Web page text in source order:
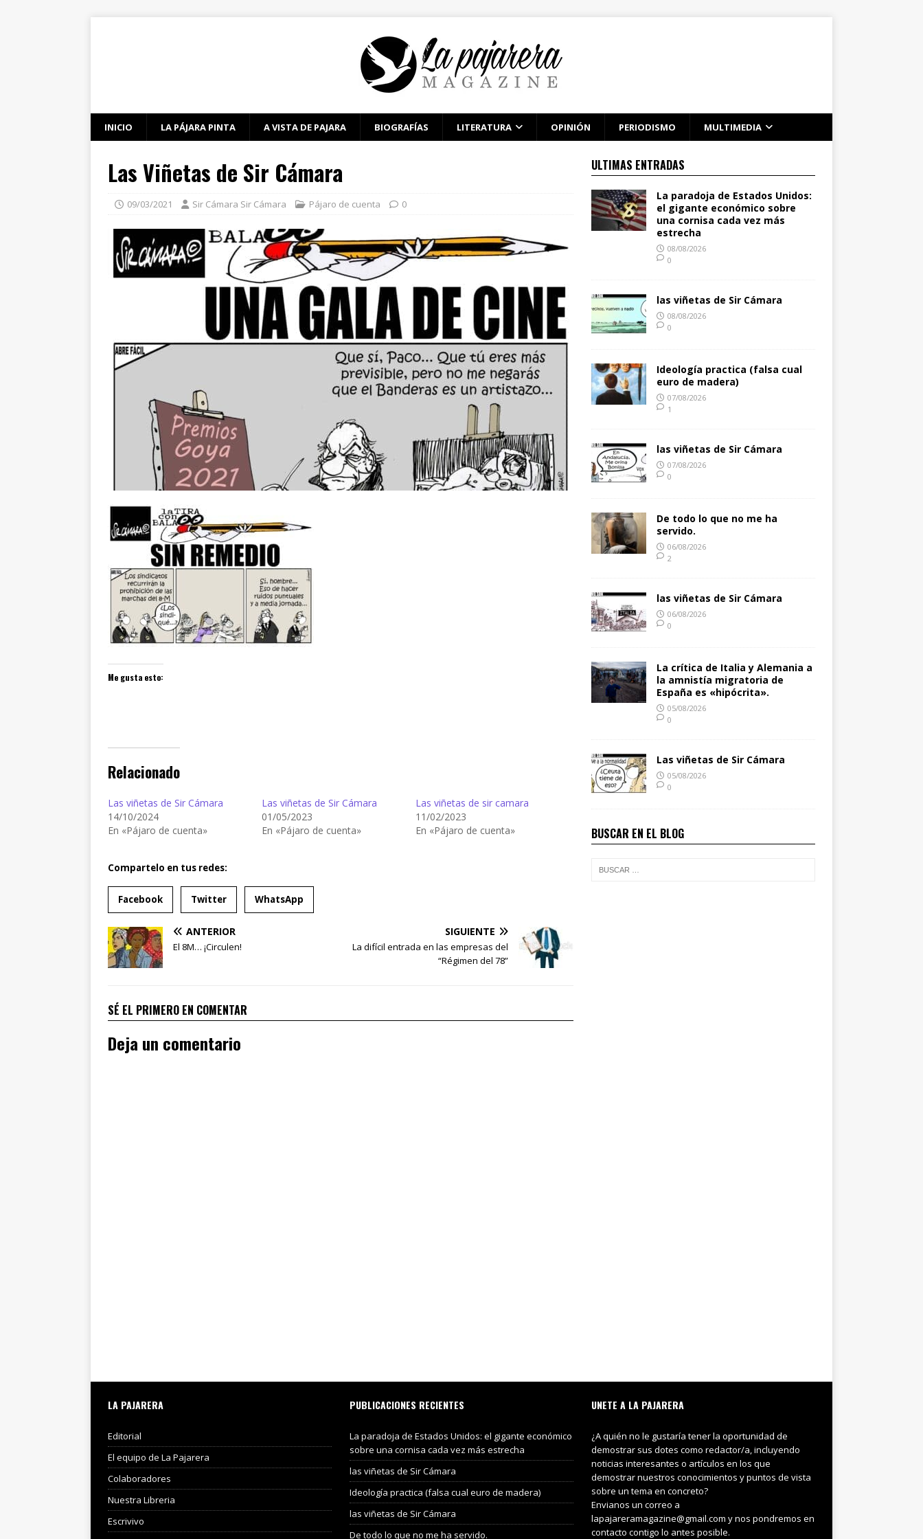
INICIO LA PÁJARA PINTA A VISTA DE PAJARA BIOGRAFÍAS LITERATURA OPINIÓN PERIODISMO MULTIMEDIA
Las Viñetas de Sir Cámara
09/03/2021 Sir Cámara Sir Cámara Pájaro de cuenta 0
Me gusta esto:
Relacionado
Las viñetas de Sir Cámara
14/10/2024
En «Pájaro de cuenta»
Las viñetas de Sir Cámara
01/05/2023
En «Pájaro de cuenta»
Las viñetas de sir camara
11/02/2023
En «Pájaro de cuenta»
Compartelo en tus redes:
Facebook Twitter WhatsApp
ANTERIOR
El 8M… ¡Circulen!
SIGUIENTE
La difícil entrada en las empresas del
“Régimen del 78”
SÉ EL PRIMERO EN COMENTAR
Deja un comentario
ULTIMAS ENTRADAS
La paradoja de Estados Unidos:
el gigante económico sobre
una cornisa cada vez más
estrecha
08/08/2026
0
las viñetas de Sir Cámara
08/08/2026
0
Ideología practica (falsa cual
euro de madera)
07/08/2026
1
las viñetas de Sir Cámara
07/08/2026
0
De todo lo que no me ha
servido.
06/08/2026
2
las viñetas de Sir Cámara
06/08/2026
0
La crítica de Italia y Alemania a
la amnistía migratoria de
España es «hipócrita».
05/08/2026
0
Las viñetas de Sir Cámara
05/08/2026
0
BUSCAR EN EL BLOG
LA PAJARERA
Editorial
El equipo de La Pajarera
Colaboradores
Nuestra Libreria
Escrivivo
PUBLICACIONES RECIENTES
La paradoja de Estados Unidos: el gigante económico
sobre una cornisa cada vez más estrecha
las viñetas de Sir Cámara
Ideología practica (falsa cual euro de madera)
las viñetas de Sir Cámara
De todo lo que no me ha servido.
UNETE A LA PAJARERA
¿A quién no le gustaría tener la oportunidad de
demostrar sus dotes como redactor/a, incluyendo
noticias interesantes o artículos en los que
demostrar nuestros conocimientos y puntos de vista
sobre un tema en concreto?
Envianos un correo a
lapajareramagazine@gmail.com y nos pondremos en
contacto contigo lo antes posible.